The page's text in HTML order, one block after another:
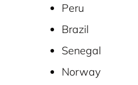
Peru
Brazil
Senegal
Norway